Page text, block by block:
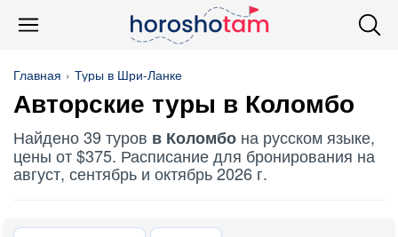
Главная Туры в Шри-Ланке
Авторские туры в Коломбо
Найдено 39 туров в Коломбо на русском языке,
цены от $375. Расписание для бронирования на
август, сентябрь и октябрь 2026 г.